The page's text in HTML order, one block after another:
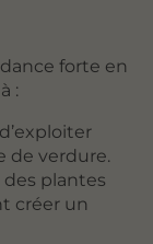
forte en
:
de verdure.
des plantes
créer un